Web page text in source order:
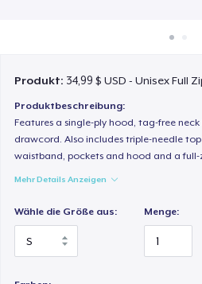
Produkt: 34,99 $ USD - Unisex Full
Produktbeschreibung:
Features a single-ply hood, tag-free
drawcord. Also includes triple-needle
waistband, pockets and hood and a
Mehr Details Anzeigen
Wähle die Größe aus: Menge: